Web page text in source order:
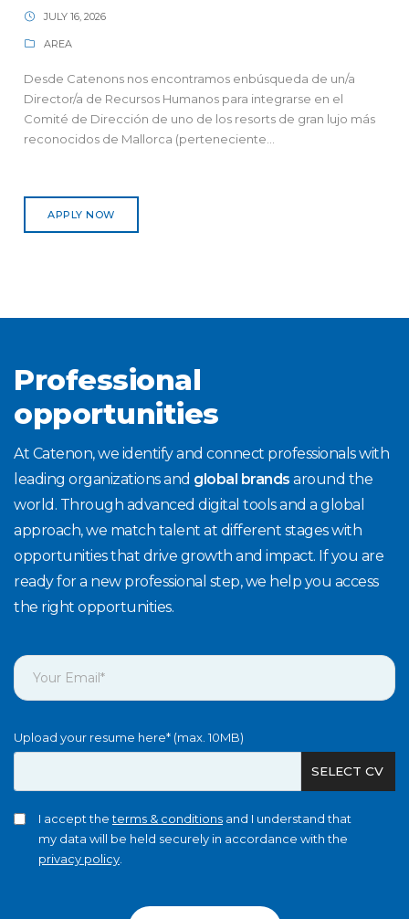
JULY 16, 2026
AREA
Desde Catenons nos encontramos enbúsqueda de un/a
Director/a de Recursos Humanos para integrarse en el
Comité de Dirección de uno de los resorts de gran lujo más
reconocidos de Mallorca (perteneciente...
APPLY NOW
Professional
opportunities
At Catenon, we identify and connect professionals with
leading organizations and global brands around the
world. Through advanced digital tools and a global
approach, we match talent at different stages with
opportunities that drive growth and impact. If you are
ready for a new professional step, we help you access
the right opportunities.
Upload your resume here* (max. 10MB)
SELECT CV
I accept theterms & conditions and I understand that
my data will be held securely in accordance with the
privacy policy